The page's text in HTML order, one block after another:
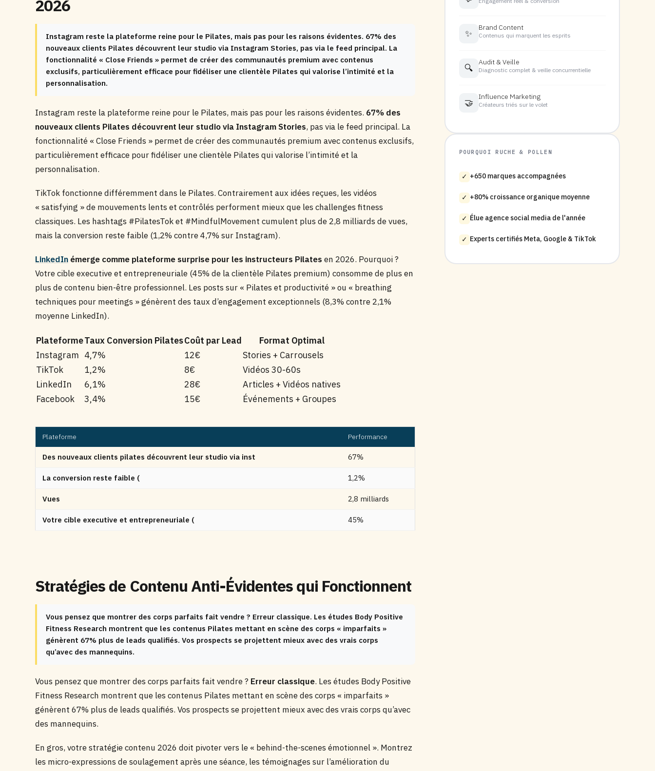
2026
Instagram reste la plateforme reine pour le Pilates, mais pas pour les raisons évidentes. 67% des
nouveaux clients Pilates découvrent leur studio via Instagram Stories, pas via le feed principal. La
fonctionnalité « Close Friends » permet de créer des communautés premium avec contenus
exclusifs, particulièrement efficace pour fidéliser une clientèle Pilates qui valorise l’intimité et la
personnalisation.
Instagram reste la plateforme reine pour le Pilates, mais pas pour les raisons évidentes. 67% des
nouveaux clients Pilates découvrent leur studio via Instagram Stories, pas via le feed principal. La
fonctionnalité « Close Friends » permet de créer des communautés premium avec contenus exclusifs,
particulièrement efficace pour fidéliser une clientèle Pilates qui valorise l’intimité et la
personnalisation.
TikTok fonctionne différemment dans le Pilates. Contrairement aux idées reçues, les vidéos
« satisfying » de mouvements lents et contrôlés performent mieux que les challenges fitness
classiques. Les hashtags #PilatesTok et #MindfulMovement cumulent plus de 2,8 milliards de vues,
mais la conversion reste faible (1,2% contre 4,7% sur Instagram).
LinkedIn émerge comme plateforme surprise pour les instructeurs Pilates en 2026. Pourquoi ?
Votre cible executive et entrepreneuriale (45% de la clientèle Pilates premium) consomme de plus en
plus de contenu bien-être professionnel. Les posts sur « Pilates et productivité » ou « breathing
techniques pour meetings » génèrent des taux d’engagement exceptionnels (8,3% contre 2,1%
moyenne LinkedIn).
PlateformeTaux Conversion PilatesCoût par Lead
Format Optimal
Instagram 4,7% 12€
Stories + Carrousels
TikTok
1,2% 8€
Vidéos 30-60s
LinkedIn
6,1% 28€
Articles + Vidéos natives
Facebook
3,4% 15€ Événements + Groupes
Plateforme Performance
Des nouveaux clients pilates découvrent leur studio via inst 67%
La conversion reste faible ( 1,2%
Vues 2,8 milliards
Votre cible executive et entrepreneuriale ( 45%
Stratégies de Contenu Anti-Évidentes qui Fonctionnent
Vous pensez que montrer des corps parfaits fait vendre ? Erreur classique. Les études Body Positive
Fitness Research montrent que les contenus Pilates mettant en scène des corps « imparfaits »
génèrent 67% plus de leads qualifiés. Vos prospects se projettent mieux avec des vrais corps
qu’avec des mannequins.
Vous pensez que montrer des corps parfaits fait vendre ? Erreur classique. Les études Body Positive
Fitness Research montrent que les contenus Pilates mettant en scène des corps « imparfaits »
génèrent 67% plus de leads qualifiés. Vos prospects se projettent mieux avec des vrais corps qu’avec
des mannequins.
En gros, votre stratégie contenu 2026 doit pivoter vers le « behind-the-scenes émotionnel ». Montrez
les micro-expressions de soulagement après une séance, les témoignages sur l’amélioration du
✨
Brand Content
Contenus qui marquent les esprits
🔍
Audit & Veille
Diagnostic complet & veille concurrentielle
🤝
Influence Marketing
Créateurs triés sur le volet
POURQUOI RUCHE & POLLEN
✓ +650 marques accompagnées
✓ +80% croissance organique moyenne
✓ Élue agence social media de l'année
✓ Experts certifiés Meta, Google & TikTok